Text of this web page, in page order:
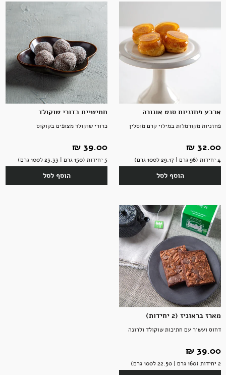
ארבע פחזניות סנט אונורה
פחזניות מקורמלות במילוי קרם מוסלין
32.00 ‏₪
4 יחידות (96 גרם | 29.17 ל100 גרם)
הוסף לסל
חמישיית כדורי שוקולד
כדורי שוקולד מצופים בקוקוס
39.00 ‏₪
5 יחידות (150 גרם | 23.33 ל100 גרם)
הוסף לסל
מארז בראוניז (2 יחידות)
דחוס ועשיר עם חתיכות שוקולד ולרונה
39.00 ‏₪
2 יחידות (160 גרם | 22.50 ל100 גרם)